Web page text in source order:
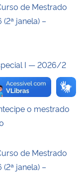
de Mestrado
janela) –
I — 2026/2
o mestrado
de Mestrado
janela) –